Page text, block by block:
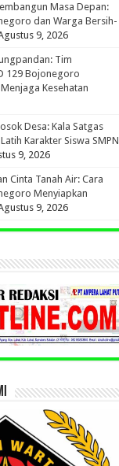
Masa Depan:
dan Warga Bersih-
9, 2026
Tim
129 Bojonegoro
Kesehatan
Desa: Kala Satgas
Karakter Siswa SMPN
9, 2026
Cinta Tanah Air: Cara
Menyiapkan
9, 2026